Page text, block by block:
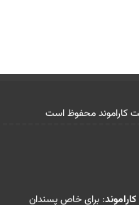
کاراموند: برای خاص پسندان